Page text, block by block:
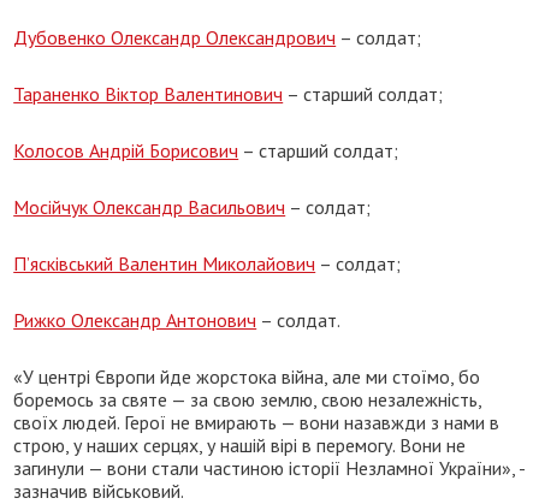
Дубовенко Олександр Олександрович – солдат;
Тараненко Віктор Валентинович – старший солдат;
Колосов Андрій Борисович – старший солдат;
Мосійчук Олександр Васильович – солдат;
П’ясківський Валентин Миколайович – солдат;
Рижко Олександр Антонович – солдат.
«У центрі Європи йде жорстока війна, але ми стоїмо, бо
боремось за святе — за свою землю, свою незалежність,
своїх людей. Герої не вмирають — вони назавжди з нами в
строю, у наших серцях, у нашій вірі в перемогу. Вони не
загинули — вони стали частиною історії Незламної України», -
зазначив військовий.